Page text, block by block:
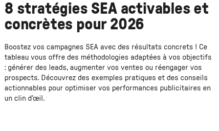
8 stratégies SEA activables et
concrètes pour 2026
Boostez vos campagnes SEA avec des résultats concrets ! Ce
tableau vous offre des méthodologies adaptées à vos objectifs
: générer des leads, augmenter vos ventes ou réengager vos
prospects. Découvrez des exemples pratiques et des conseils
actionnables pour optimiser vos performances publicitaires en
un clin d’œil.